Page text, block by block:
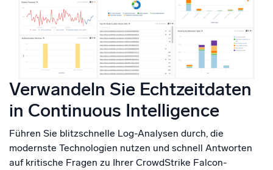
Verwandeln Sie Echtzeitdaten
in Continuous Intelligence
Führen Sie blitzschnelle Log-Analysen durch, die
modernste Technologien nutzen und schnell Antworten
auf kritische Fragen zu Ihrer CrowdStrike Falcon-